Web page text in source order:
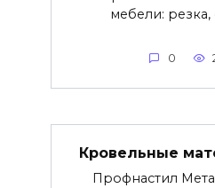
мебели:
0
Кровельные
Профнастил